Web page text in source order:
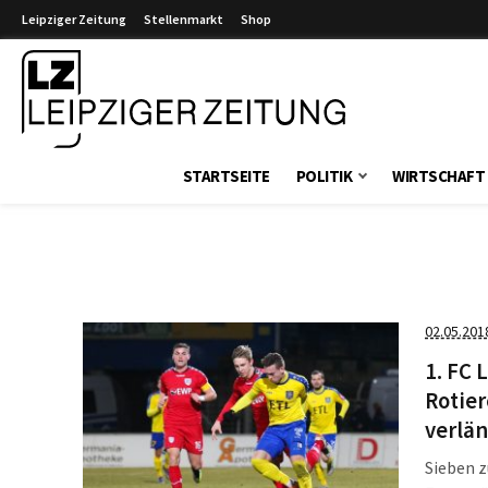
Leipziger Zeitung Stellenmarkt Shop
STARTSEITE POLITIK WIRTSCHAFT
1. FC
Sieben